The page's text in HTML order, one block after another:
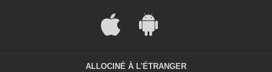
ALLOCINÉ À L'ÉTRANGER